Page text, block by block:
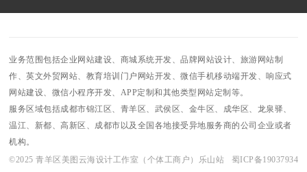
业务范围包括企业网站建设、商城系统开发、品牌网站设计、旅游网站制
作、英文外贸网站、教育培训门户网站开发、微信手机移动端开发、响应式
网站建设、微信小程序开发、APP定制和其他类型网站定制等。
服务区域包括成都市锦江区、青羊区、武侯区、金牛区、成华区、龙泉驿、
温江、新都、高新区、成都市以及全国各地接受异地服务商的公司企业或者
机构。
©2025 青羊区美图云海设计工作室（个体工商户）乐山站 蜀ICP备19037934